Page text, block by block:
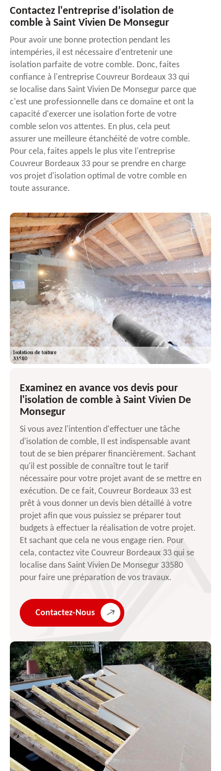
Contactez l'entreprise d’isolation de
comble à Saint Vivien De Monsegur
Pour avoir une bonne protection pendant les
intempéries, il est nécessaire d'entretenir une
isolation parfaite de votre comble. Donc, faites
confiance à l'entreprise Couvreur Bordeaux 33 qui
se localise dans Saint Vivien De Monsegur parce que
c'est une professionnelle dans ce domaine et ont la
capacité d'exercer une isolation forte de votre
comble selon vos attentes. En plus, cela peut
assurer une meilleure étanchéité de votre comble.
Pour cela, faites appels le plus vite l'entreprise
Couvreur Bordeaux 33 pour se prendre en charge
vos projet d'isolation optimal de votre comble en
toute assurance.
Examinez en avance vos devis pour
l'isolation de comble à Saint Vivien De
Monsegur
Si vous avez l'intention d'effectuer une tâche
d'isolation de comble, Il est indispensable avant
tout de se bien préparer financièrement. Sachant
qu'il est possible de connaître tout le tarif
nécessaire pour votre projet avant de se mettre en
exécution. De ce fait, Couvreur Bordeaux 33 est
prêt à vous donner un devis bien détaillé à votre
projet afin que vous puissiez se préparer tout
budgets à effectuer la réalisation de votre projet.
Et sachant que cela ne vous engage rien. Pour
cela, contactez vite Couvreur Bordeaux 33 qui se
localise dans Saint Vivien De Monsegur 33580
pour faire une préparation de vos travaux.
Contactez-Nous